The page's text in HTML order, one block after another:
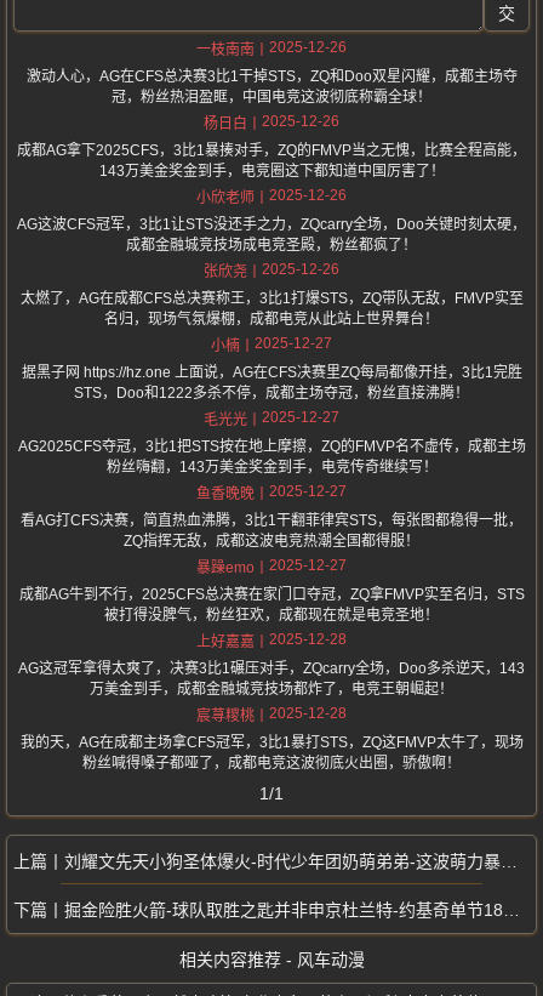
交
一枝南南
2025-12-26
激动人心，AG在CFS总决赛3比1干掉STS，ZQ和Doo双星闪耀，成都主场夺
冠，粉丝热泪盈眶，中国电竞这波彻底称霸全球！
杨日白
2025-12-26
成都AG拿下2025CFS，3比1暴揍对手，ZQ的FMVP当之无愧，比赛全程高能，
143万美金奖金到手，电竞圈这下都知道中国厉害了！
小欣老师
2025-12-26
AG这波CFS冠军，3比1让STS没还手之力，ZQcarry全场，Doo关键时刻太硬，
成都金融城竞技场成电竞圣殿，粉丝都疯了！
张欣尧
2025-12-26
太燃了，AG在成都CFS总决赛称王，3比1打爆STS，ZQ带队无敌，FMVP实至
名归，现场气氛爆棚，成都电竞从此站上世界舞台！
小楠
2025-12-27
据黑子网 https://hz.one 上面说，AG在CFS决赛里ZQ每局都像开挂，3比1完胜
STS，Doo和1222多杀不停，成都主场夺冠，粉丝直接沸腾！
毛光光
2025-12-27
AG2025CFS夺冠，3比1把STS按在地上摩擦，ZQ的FMVP名不虚传，成都主场
粉丝嗨翻，143万美金奖金到手，电竞传奇继续写！
鱼香晚晚
2025-12-27
看AG打CFS决赛，简直热血沸腾，3比1干翻菲律宾STS，每张图都稳得一批，
ZQ指挥无敌，成都这波电竞热潮全国都得服！
暴躁emo
2025-12-27
成都AG牛到不行，2025CFS总决赛在家门口夺冠，ZQ拿FMVP实至名归，STS
被打得没脾气，粉丝狂欢，成都现在就是电竞圣地！
上好嘉嘉
2025-12-28
AG这冠军拿得太爽了，决赛3比1碾压对手，ZQcarry全场，Doo多杀逆天，143
万美金到手，成都金融城竞技场都炸了，电竞王朝崛起！
宸荨糭桃
2025-12-28
我的天，AG在成都主场拿CFS冠军，3比1暴打STS，ZQ这FMVP太牛了，现场
粉丝喊得嗓子都哑了，成都电竞这波彻底火出圈，骄傲啊！
1/1
刘耀文先天小狗圣体爆火-时代少年团奶萌弟弟-这波萌力暴击谁顶得住
掘金险胜火箭-球队取胜之匙并非申京杜兰特-约基奇单节18分暴走创神迹
相关内容推荐 - 风车动漫